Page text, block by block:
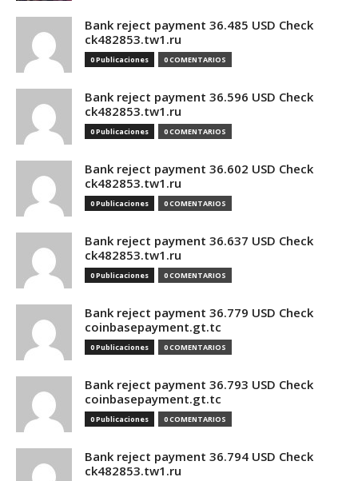
Bank reject payment 36.485 USD Check
ck482853.tw1.ru
0 Publicaciones 0 COMENTARIOS
Bank reject payment 36.596 USD Check
ck482853.tw1.ru
0 Publicaciones 0 COMENTARIOS
Bank reject payment 36.602 USD Check
ck482853.tw1.ru
0 Publicaciones 0 COMENTARIOS
Bank reject payment 36.637 USD Check
ck482853.tw1.ru
0 Publicaciones 0 COMENTARIOS
Bank reject payment 36.779 USD Check
coinbasepayment.gt.tc
0 Publicaciones 0 COMENTARIOS
Bank reject payment 36.793 USD Check
coinbasepayment.gt.tc
0 Publicaciones 0 COMENTARIOS
Bank reject payment 36.794 USD Check
ck482853.tw1.ru